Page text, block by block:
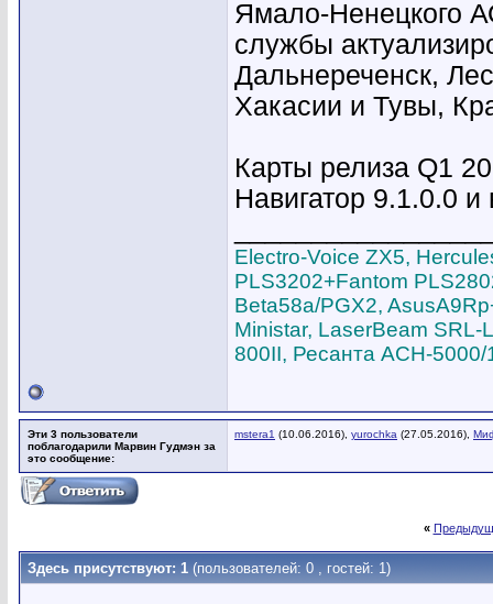
Ямало-Ненецкого
службы
Дальнереченск,
Хакасии и Тувы,
Карты релиза Q1
Навигатор 9.1.0.0
Electro-Voice ZX5,
PLS3202+Fantom
Beta58a/PGX2,
Ministar, LaserBeam SRL-
800II, Ресанта АСН-5000/
Эти 3 пользователи
поблагодарили Марвин Гудмэн за
это сообщение:
mstera1 (10.06.2016), yurochka (27.05.2016),
«
Здесь присутствуют: 1 (пользователей: 0 , гостей: 1)